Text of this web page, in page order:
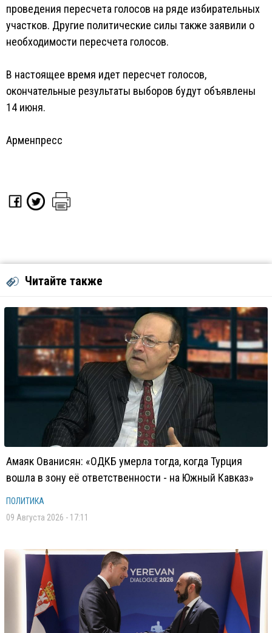
проведения пересчета голосов на ряде избирательных
участков. Другие политические силы также заявили о
необходимости пересчета голосов.
В настоящее время идет пересчет голосов,
окончательные результаты выборов будут объявлены
14 июня.
Арменпресс
Читайте также
Амаяк Ованисян: «ОДКБ умерла тогда, когда Турция
вошла в зону её ответственности - на Южный Кавказ»
ПОЛИТИКА
09 Августа 2026 - 17:11